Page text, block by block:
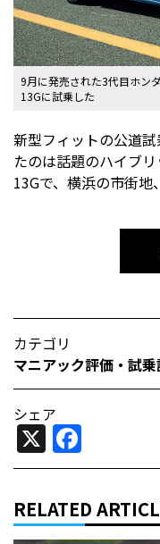
9月に発売された3代目ホン
13Gに試乗した
新型フィットの公道
たのは話題のハイブ
13Gで、横浜の市街地
カテゴリ
マニアック評価・試
シェア
X
RELATED